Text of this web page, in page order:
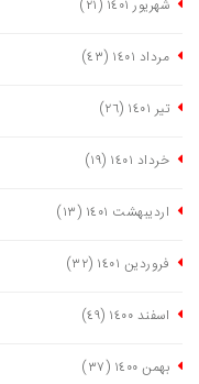
شهریور ١٤٠١ (٢١)
مرداد ١٤٠١ (٤٣)
تیر ١٤٠١ (٢٦)
خرداد ١٤٠١ (١٩)
اردیبهشت ١٤٠١ (١٣)
فروردین ١٤٠١ (٣٢)
اسفند ١٤٠٠ (٤٩)
بهمن ١٤٠٠ (٣٧)